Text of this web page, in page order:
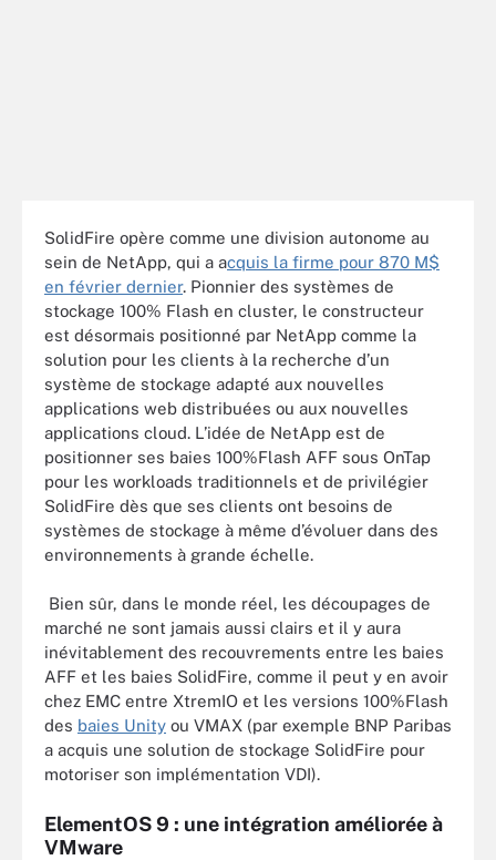
SolidFire opère comme une division autonome au
sein de NetApp, qui a acquis la firme pour 870 M$
en février dernier. Pionnier des systèmes de
stockage 100% Flash en cluster, le constructeur
est désormais positionné par NetApp comme la
solution pour les clients à la recherche d’un
système de stockage adapté aux nouvelles
applications web distribuées ou aux nouvelles
applications cloud. L’idée de NetApp est de
positionner ses baies 100%Flash AFF sous OnTap
pour les workloads traditionnels et de privilégier
SolidFire dès que ses clients ont besoins de
systèmes de stockage à même d’évoluer dans des
environnements à grande échelle.
Bien sûr, dans le monde réel, les découpages de
marché ne sont jamais aussi clairs et il y aura
inévitablement des recouvrements entre les baies
AFF et les baies SolidFire, comme il peut y en avoir
chez EMC entre XtremIO et les versions 100%Flash
des baies Unity ou VMAX (par exemple BNP Paribas
a acquis une solution de stockage SolidFire pour
motoriser son implémentation VDI).
ElementOS 9 : une intégration améliorée à
VMware